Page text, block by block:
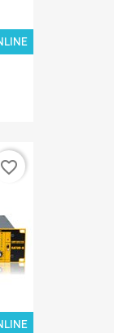
favorite_border